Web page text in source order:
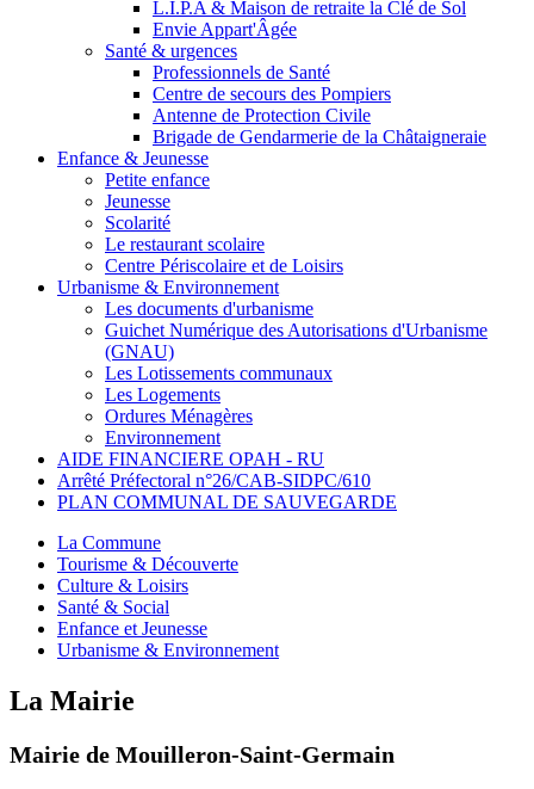
L.I.P.A & Maison de retraite la Clé de Sol
Envie Appart'Âgée
Santé & urgences
Professionnels de Santé
Centre de secours des Pompiers
Antenne de Protection Civile
Brigade de Gendarmerie de la Châtaigneraie
Enfance & Jeunesse
Petite enfance
Jeunesse
Scolarité
Le restaurant scolaire
Centre Périscolaire et de Loisirs
Urbanisme & Environnement
Les documents d'urbanisme
Guichet Numérique des Autorisations d'Urbanisme
(GNAU)
Les Lotissements communaux
Les Logements
Ordures Ménagères
Environnement
AIDE FINANCIERE OPAH - RU
Arrêté Préfectoral n°26/CAB-SIDPC/610
PLAN COMMUNAL DE SAUVEGARDE
La Commune
Tourisme & Découverte
Culture & Loisirs
Santé & Social
Enfance et Jeunesse
Urbanisme & Environnement
La Mairie
Mairie de Mouilleron-Saint-Germain